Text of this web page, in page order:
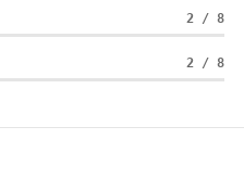
2 / 8
2 / 8